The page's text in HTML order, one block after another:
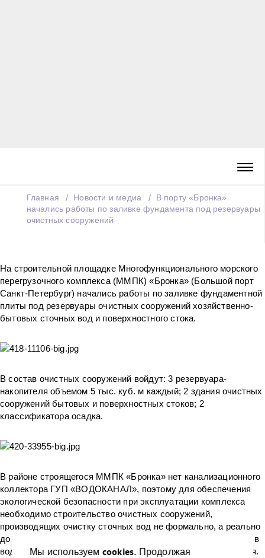
Главная Новости и медиа
В порту «Бронка»
начались работы по заливке фундамента под резервуары
очистных сооружений
На строительной площадке Многофункционального морского
перегрузочного комплекса (ММПК) «Бронка» (Большой порт
Санкт-Петербург) начались работы по заливке фундаментной
плиты под резервуары очистных сооружений хозяйственно-
бытовых сточных вод и поверхностного стока.
В состав очистных сооружений войдут: 3 резервуара-
накопителя объемом 5 тыс. куб. м каждый; 2 здания очистных
сооружений бытовых и поверхностных стоков; 2
классификатора осадка.
В районе строящегося ММПК «Бронка» нет канализационного
коллектора ГУП «ВОДОКАНАЛ», поэтому для обеспечения
экологической безопасности при эксплуатации комплекса
необходимо строительство очистных сооружений,
производящих очистку сточных вод не формально, а реально
до разрешённого нормативного уровня загрязнений сбросов в
водоёмы высшей категории рыбохозяйственного назначения.
Мы используем cookies. Продолжая